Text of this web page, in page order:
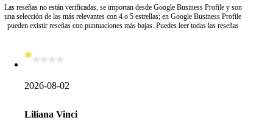
Las reseñas no están verificadas, se importan desde Google Business Profile y son
una selección de las más relevantes con 4 o 5 estrellas; en Google Business Profile
pueden existir reseñas con puntuaciones más bajas. Puedes leer todas las reseñas
2026-08-02
Liliana Vinci